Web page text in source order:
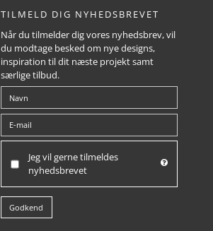
TILMELD DIG NYHEDSBREVET
Når du tilmelder dig vores nyhedsbrev, vil
du modtage besked om nye designs,
inspiration til dit næste projekt samt
særlige tilbud.
Jeg vil gerne tilmeldes
nyhedsbrevet
Godkend